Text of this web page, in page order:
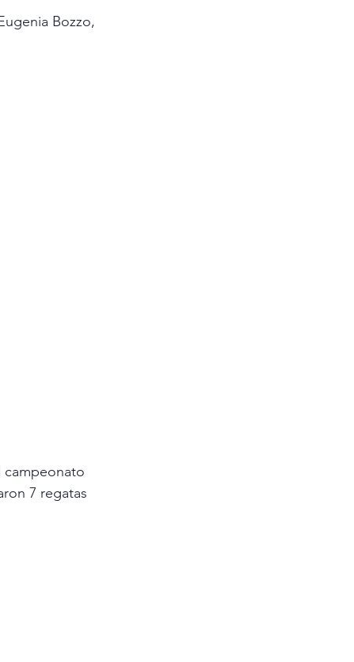
Bozzo,
campeonato
7 regatas